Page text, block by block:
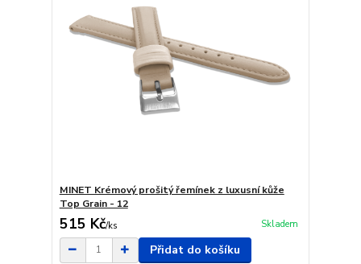
MINET Krémový prošitý řemínek z luxusní kůže
Top Grain - 12
515 Kč/ks Skladem
Přidat do košíku